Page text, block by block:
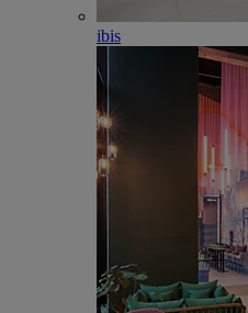
ibis